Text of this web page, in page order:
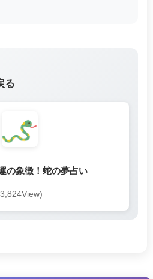
る
の象徴！蛇の夢占い